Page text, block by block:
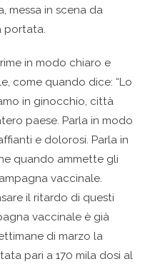
messa in scena da
portata.
in modo chiaro e
come quando dice: “Lo
in ginocchio, città
paese. Parla in modo
e dolorosi. Parla in
quando ammette gli
vaccinale.
il ritardo di questi
vaccinale è già
di marzo la
pari a 170 mila dosi al